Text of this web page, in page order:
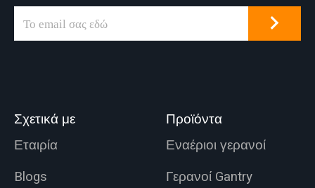
Σχετικά με
Εταιρία
Blogs
Προϊόντα
Εναέριοι γερανοί
Γερανοί Gantry